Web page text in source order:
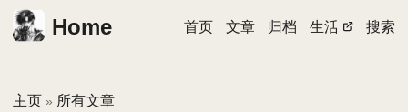
Home 首页 文章 归档 生活 搜索
主页 » 所有文章